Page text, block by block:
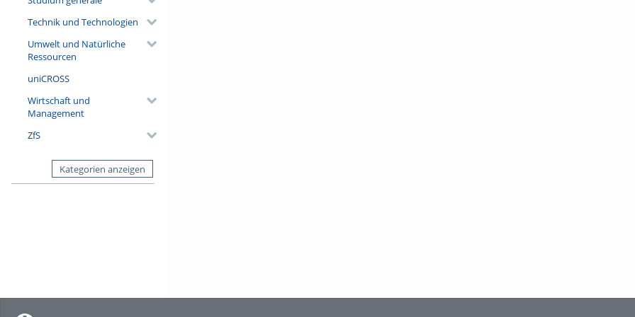
Technik und Technologien
Umwelt und Natürliche
Ressourcen
uniCROSS
Wirtschaft und
Management
ZfS
Kategorien anzeigen